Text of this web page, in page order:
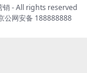
销- All rights reserved
公网安备 188888888